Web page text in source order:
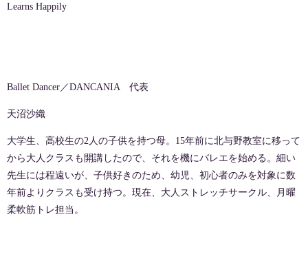
Learns Happily
Ballet Dancer／DANCANIA 代表
天沼沙織
大学生、高校生の2人の子供を持つ母。15年前に北与野教室に移って
から大人クラスも開講したので、それを機にバレエを始める。細い
先生には程遠いが、子供好きのため、幼児、初心者のみを対象に数
年前よりクラスも受け持つ。現在、大人ストレッチサークル、月曜
柔軟筋トレ担当。